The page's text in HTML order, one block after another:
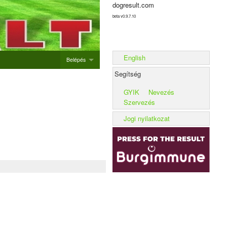
dogresult.com
beta v0.9.7.10
Belépés
Új rendezvény hozzáadása
English
Segítség
GYIK
Nevezés
Szervezés
Jogi nyilatkozat